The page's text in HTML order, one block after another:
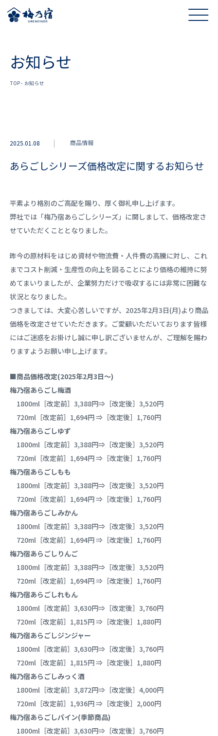
お知らせ
TOP お知らせ
2025.01.08 商品情報
あらごしシリーズ価格改定に関するお知らせ
平素より格別のご高配を賜り、厚く御礼申し上げます。
弊社では「梅乃宿あらごしシリーズ」に関しまして、価格改定さ
せていただくこととなりました。
昨今の原材料をはじめ資材や物流費・人件費の高騰に対し、これ
までコスト削減・生産性の向上を図ることにより価格の維持に努
めてまいりましたが、企業努力だけで吸収するには非常に困難な
状況となりました。
つきましては、大変心苦しいですが、2025年2月3日(月)より商品
価格を改定させていただきます。ご愛顧いただいております皆様
にはご迷惑をお掛けし誠に申し訳ございませんが、ご理解を賜わ
りますようお願い申し上げます。
■商品価格改定(2025年2月3日～)
梅乃宿あらごし梅酒
1800ml［改定前］3,388円⇒［改定後］3,520円
720ml［改定前］1,694円 ⇒［改定後］1,760円
梅乃宿あらごしゆず
1800ml［改定前］3,388円⇒［改定後］3,520円
720ml［改定前］1,694円 ⇒［改定後］1,760円
梅乃宿あらごしもも
1800ml［改定前］3,388円⇒［改定後］3,520円
720ml［改定前］1,694円 ⇒［改定後］1,760円
梅乃宿あらごしみかん
1800ml［改定前］3,388円⇒［改定後］3,520円
720ml［改定前］1,694円 ⇒［改定後］1,760円
梅乃宿あらごしりんご
1800ml［改定前］3,388円⇒［改定後］3,520円
720ml［改定前］1,694円 ⇒［改定後］1,760円
梅乃宿あらごしれもん
1800ml［改定前］3,630円⇒［改定後］3,760円
720ml［改定前］1,815円 ⇒［改定後］1,880円
梅乃宿あらごしジンジャー
1800ml［改定前］3,630円⇒［改定後］3,760円
720ml［改定前］1,815円 ⇒［改定後］1,880円
梅乃宿あらごしみっく酒
1800ml［改定前］3,872円⇒［改定後］4,000円
720ml［改定前］1,936円 ⇒［改定後］2,000円
梅乃宿あらごしパイン(季節商品)
1800ml［改定前］3,630円⇒［改定後］3,760円